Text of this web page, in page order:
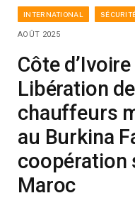
INTERNATIONAL
AOÛT 2025
Côte
Libération
chauffeurs
au Burkina
coopération
Maroc